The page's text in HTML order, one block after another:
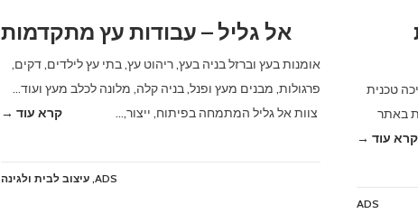
אל גליל – עבודות עץ מתקדמות
אומנות בעץ וברזל בניה בעץ, ריהוט עץ, בתי עץ לילדים, דקים,
פרגולות, מבנים מעץ ופנל, בניה קלה, מלונה לכלב מעץ ועוד…
צוות אל גליל המתמחה בפיתוח, ייצור,…
קרא עוד →
ADS
,עיצוב לבית ולגינה
טכנית
באתר
קרא עוד →
ADS